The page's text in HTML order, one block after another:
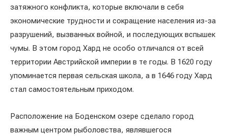
затяжного конфликта, которые включали в себя
экономические трудности и сокращение населения из-за
разрушений, вызванных войной, и последующих вспышек
чумы. В этом город Хард не особо отличался от всей
территории Австрийской империи в те годы. В 1620 году
упоминается первая сельская школа, а в 1646 году Хард
стал самостоятельным приходом.
Расположение на Боденском озере сделало город
важным центром рыболовства, являвшегося